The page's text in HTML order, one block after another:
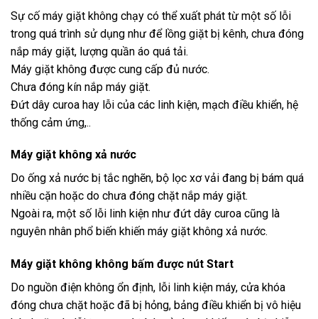
Sự cố máy giặt không chạy có thể xuất phát từ một số lỗi
trong quá trình sử dụng như để lồng giặt bị kênh, chưa đóng
nắp máy giặt, lượng quần áo quá tải.
Máy giặt không được cung cấp đủ nước.
Chưa đóng kín nắp máy giặt.
Đứt dây curoa hay lỗi của các linh kiện, mạch điều khiển, hệ
thống cảm ứng,..
Máy giặt không xả nước
Do ống xả nước bị tắc nghẽn, bộ lọc xơ vải đang bị bám quá
nhiều cặn hoặc do chưa đóng chặt nắp máy giặt.
Ngoài ra, một số lỗi linh kiện như đứt dây curoa cũng là
nguyên nhân phổ biến khiến máy giặt không xả nước.
Máy giặt không không bấm được nút Start
Do nguồn điện không ổn định, lỗi linh kiện máy, cửa khóa
đóng chưa chặt hoặc đã bị hỏng, bảng điều khiển bị vô hiệu